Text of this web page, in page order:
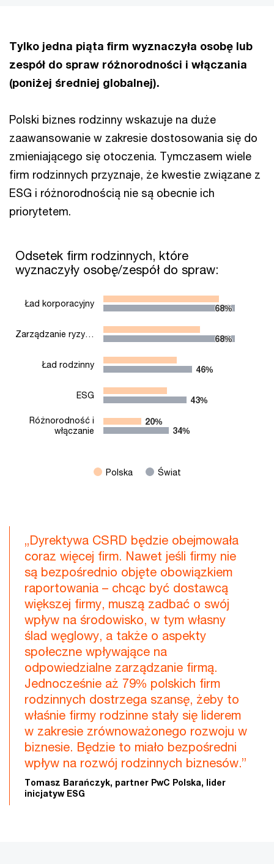
Tylko jedna piąta firm wyznaczyła osobę lub
zespół do spraw różnorodności i włączania
(poniżej średniej globalnej).
Polski biznes rodzinny wskazuje na duże
zaawansowanie w zakresie dostosowania się do
zmieniającego się otoczenia. Tymczasem wiele
firm rodzinnych przyznaje, że kwestie związane z
ESG i różnorodnością nie są obecnie ich
priorytetem.
Odsetek firm rodzinnych, które wyznaczyły osobę/zespół do
Bar chart with 2 data series.
The chart has 1 Y axis displaying values. Range: 0 to 80.
Odsetek firm rodzinnych, które
wyznaczyły osobę/zespół do spraw:
20%
20%
68%
68%
68%
68%
46%
46%
43%
43%
34%
34%
Polska Świat
Ład korporacyjny
Zarządzanie ryzy…
Ład rodzinny
ESG
Różnorodność i
włączanie
„Dyrektywa CSRD będzie obejmowała
coraz więcej firm. Nawet jeśli firmy nie
są bezpośrednio objęte obowiązkiem
raportowania – chcąc być dostawcą
większej firmy, muszą zadbać o swój
wpływ na środowisko, w tym własny
ślad węglowy, a także o aspekty
społeczne wpływające na
odpowiedzialne zarządzanie firmą.
Jednocześnie aż 79% polskich firm
rodzinnych dostrzega szansę, żeby to
właśnie firmy rodzinne stały się liderem
w zakresie zrównoważonego rozwoju w
biznesie. Będzie to miało bezpośredni
wpływ na rozwój rodzinnych biznesów.”
Tomasz Barańczyk, partner PwC Polska, lider
inicjatyw ESG